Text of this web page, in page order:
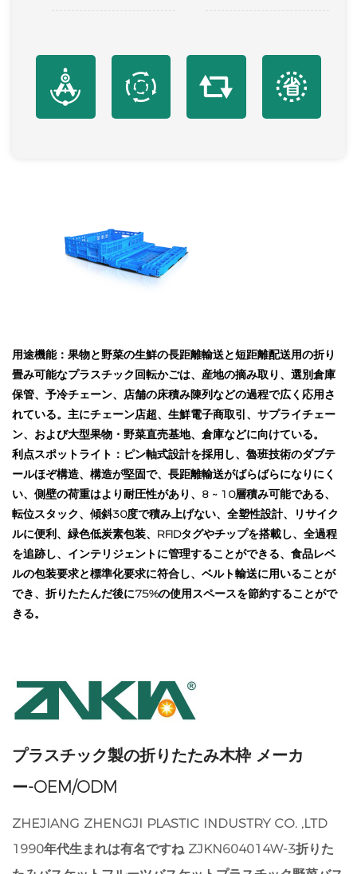
用途機能：果物と野菜の生鮮の長距離輸送と短距離配送用の折り
畳み可能なプラスチック回転かごは、産地の摘み取り、選別倉庫
保管、予冷チェーン、店舗の床積み陳列などの過程で広く応用さ
れている。主にチェーン店超、生鮮電子商取引、サプライチェー
ン、および大型果物・野菜直売基地、倉庫などに向けている。
利点スポットライト：ピン軸式設計を採用し、魯班技術のダブテ
ールほぞ構造、構造が堅固で、長距離輸送がばらばらになりにく
い、側壁の荷重はより耐圧性があり、8 ~ 10層積み可能である、
転位スタック、傾斜30度で積み上げない、全塑性設計、リサイク
ルに便利、緑色低炭素包装、RFIDタグやチップを搭載し、全過程
を追跡し、インテリジェントに管理することができる、食品レベ
ルの包装要求と標準化要求に符合し、ベルト輸送に用いることが
でき、折りたたんだ後に75%の使用スペースを節約することがで
きる。
プラスチック製の折りたたみ木枠 メーカ
ー-OEM/ODM
ZHEJIANG ZHENGJI PLASTIC INDUSTRY CO. ,LTD
1990年代生まれは有名ですね ZJKN604014W-3折りた